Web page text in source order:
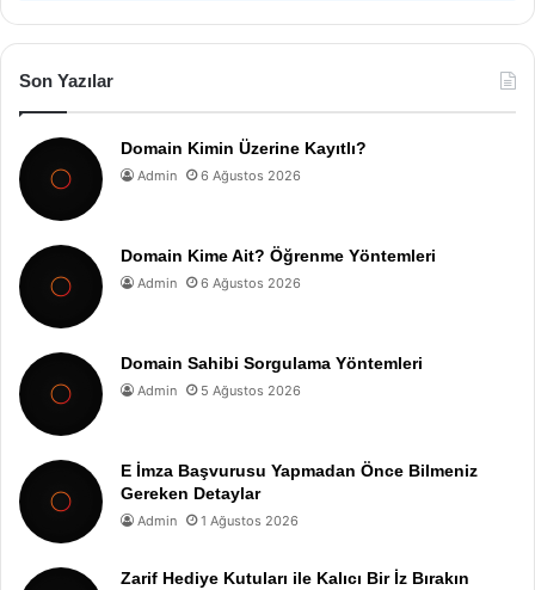
Son Yazılar
Domain Kimin Üzerine Kayıtlı?
Admin 6 Ağustos 2026
Domain Kime Ait? Öğrenme Yöntemleri
Admin 6 Ağustos 2026
Domain Sahibi Sorgulama Yöntemleri
Admin 5 Ağustos 2026
E İmza Başvurusu Yapmadan Önce Bilmeniz
Gereken Detaylar
Admin 1 Ağustos 2026
Zarif Hediye Kutuları ile Kalıcı Bir İz Bırakın